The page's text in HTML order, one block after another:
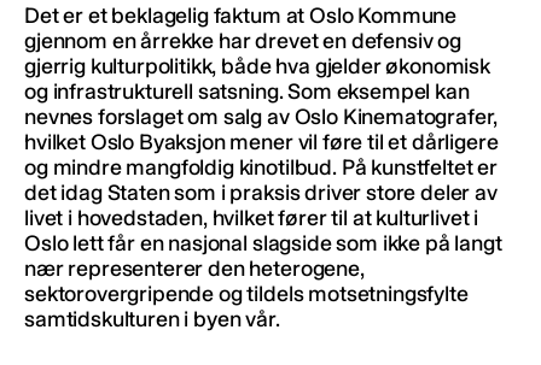
Det er et beklagelig faktum at Oslo Kommune
gjennom en årrekke har drevet en defensiv og
gjerrig kulturpolitikk, både hva gjelder økonomisk
og infrastrukturell satsning. Som eksempel kan
nevnes forslaget om salg av Oslo Kinematografer,
hvilket Oslo Byaksjon mener vil føre til et dårligere
og mindre mangfoldig kinotilbud. På kunstfeltet er
det idag Staten som i praksis driver store deler av
livet i hovedstaden, hvilket fører til at kulturlivet i
Oslo lett får en nasjonal slagside som ikke på langt
nær representerer den heterogene,
sektorovergripende og tildels motsetningsfylte
samtidskulturen i byen vår.